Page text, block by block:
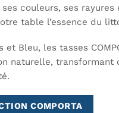
couleurs, ses
table l’essence du
et Bleu, les tasses
naturelle, transformant
COMPORTA